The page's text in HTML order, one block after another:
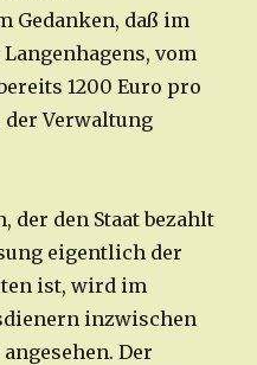
Gedanken, daß im
vom
1200 Euro pro
der Verwaltung
der den Staat bezahlt
eigentlich der
ist, wird im
inzwischen
Der